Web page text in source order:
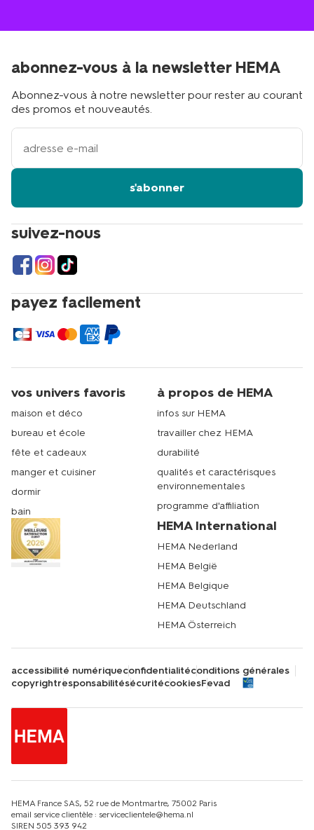
suivez-nous
payez facilement
abonnez-vous à la newsletter HEMA
Abonnez-vous à notre newsletter pour rester au courant
des promos et nouveautés.
votre
adresse
s'abonner
vos univers favoris
maison et déco
bureau et école
fête et cadeaux
manger et cuisiner
dormir
bain
à propos de HEMA
infos sur HEMA
travailler chez HEMA
durabilité
qualités et caractérisques
environnementales
programme d'affiliation
HEMA International
HEMA Nederland
HEMA België
HEMA Belgique
HEMA Deutschland
HEMA Österreich
accessibilité numériqueconfidentialitéconditions générales
copyrightresponsabilitésécuritécookiesFevad
HEMA France SAS, 52 rue de Montmartre, 75002 Paris
email service clientèle : serviceclientele@hema.nl
SIREN 505 393 942